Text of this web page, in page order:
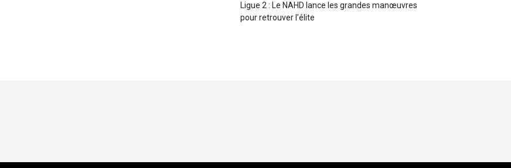
Ligue 2 : Le NAHD lance les grandes manœuvres
pour retrouver l’élite